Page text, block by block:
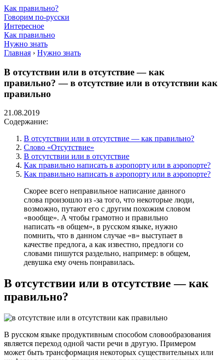
Как правильно?
Говорим по-русски
Интересное
Как правильно
Нужно знать
Главная › Нужно знать
В отсутствии или в отсутствие — как
правильно? — в отсутствие или в отсутствии как
правильно
21.08.2019
Содержание:
В отсутствии или в отсутствие — как правильно?
Слово «Отсутствие»
В отсутствии или в отсутствие
Как правильно написать в аэропорту или в аэропорте?
Как правильно написать в аэропорту или в аэропорте?
Скорее всего неправильное написание данного
слова произошло из -за того, что некоторые люди,
возможно, путают его с другим похожим словом
«вообще». А чтобы грамотно и правильно
написать «в общем», в русском языке, нужно
помнить, что в данном случае «в» выступает в
качестве предлога, а как известно, предлоги со
словами пишутся раздельно, например: в общем,
девушка ему очень понравилась.
В отсутствии или в отсутствие — как
правильно?
В русском языке продуктивным способом словообразования
является переход одной части речи в другую. Примером
может быть трансформация некоторых существительных или